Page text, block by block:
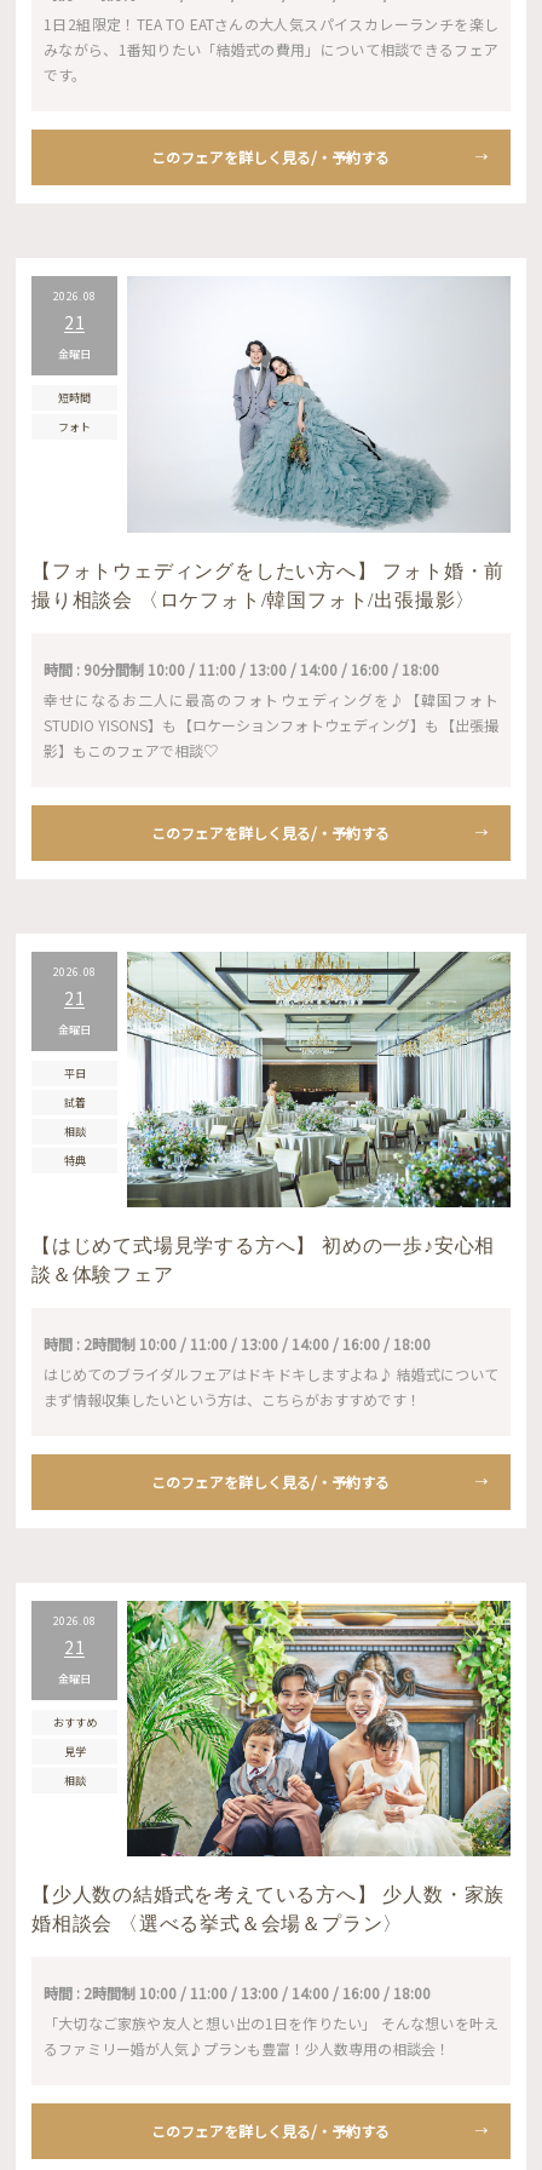
1日2組限定！TEA TO EATさんの大人気スパイスカレーランチを楽し
みながら、1番知りたい「結婚式の費用」について相談できるフェア
です。
このフェアを詳しく見る/・予約する
2026.08
21
金曜日
短時間
フォト
【フォトウェディングをしたい方へ】 フォト婚・前
撮り相談会 〈ロケフォト/韓国フォト/出張撮影〉
時間 : 90分間制 10:00 / 11:00 / 13:00 / 14:00 / 16:00 / 18:00
幸せになるお二人に最高のフォトウェディングを♪【韓国フォト
STUDIO YISONS】も【ロケーションフォトウェディング】も【出張撮
影】もこのフェアで相談♡
このフェアを詳しく見る/・予約する
2026.08
21
金曜日
平日
試着
相談
特典
【はじめて式場見学する方へ】 初めの一歩♪安心相
談＆体験フェア
時間 : 2時間制 10:00 / 11:00 / 13:00 / 14:00 / 16:00 / 18:00
はじめてのブライダルフェアはドキドキしますよね♪ 結婚式について
まず情報収集したいという方は、こちらがおすすめです！
このフェアを詳しく見る/・予約する
2026.08
21
金曜日
おすすめ
見学
相談
【少人数の結婚式を考えている方へ】 少人数・家族
婚相談会 〈選べる挙式＆会場＆プラン〉
時間 : 2時間制 10:00 / 11:00 / 13:00 / 14:00 / 16:00 / 18:00
「大切なご家族や友人と想い出の1日を作りたい」 そんな想いを叶え
るファミリー婚が人気♪プランも豊富！少人数専用の相談会！
このフェアを詳しく見る/・予約する